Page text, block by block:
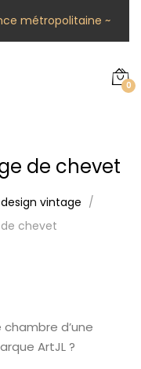
métropolitaine ~
0
de chevet
vintage
chevet
d’une
ArtJL ?